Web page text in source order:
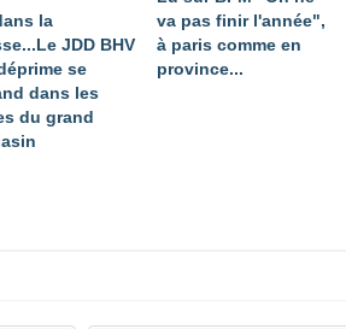
la
JDD BHV
se
dans les
du grand
va pas finir l'année",
à paris comme en
province...